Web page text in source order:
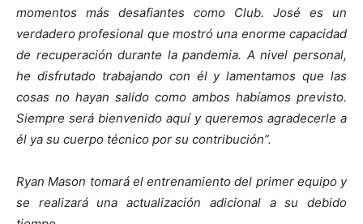
momentos más desafiantes como Club. José es un
verdadero profesional que mostró una enorme capacidad
de recuperación durante la pandemia. A nivel personal,
he disfrutado trabajando con él y lamentamos que las
cosas no hayan salido como ambos habíamos previsto.
Siempre será bienvenido aquí y queremos agradecerle a
él ya su cuerpo técnico por su contribución”.
Ryan Mason tomará el entrenamiento del primer equipo y
se realizará una actualización adicional a su debido